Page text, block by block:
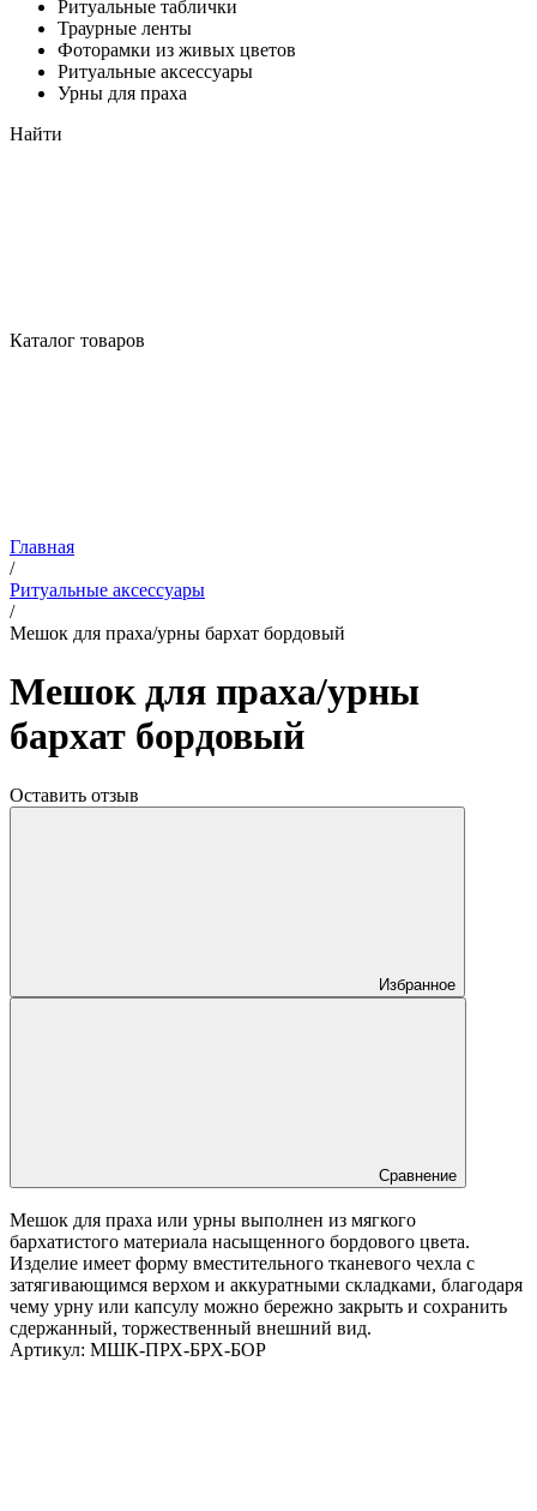
Ритуальные таблички
Траурные ленты
Фоторамки из живых цветов
Ритуальные аксессуары
Урны для праха
Найти
Каталог товаров
Главная
/
Ритуальные аксессуары
/
Мешок для праха/урны бархат бордовый
Мешок для праха/урны
бархат бордовый
Оставить отзыв
Избранное
Сравнение
Мешок для праха или урны выполнен из мягкого
бархатистого материала насыщенного бордового цвета.
Изделие имеет форму вместительного тканевого чехла с
затягивающимся верхом и аккуратными складками, благодаря
чему урну или капсулу можно бережно закрыть и сохранить
сдержанный, торжественный внешний вид.
Артикул: МШК-ПРХ-БРХ-БОР